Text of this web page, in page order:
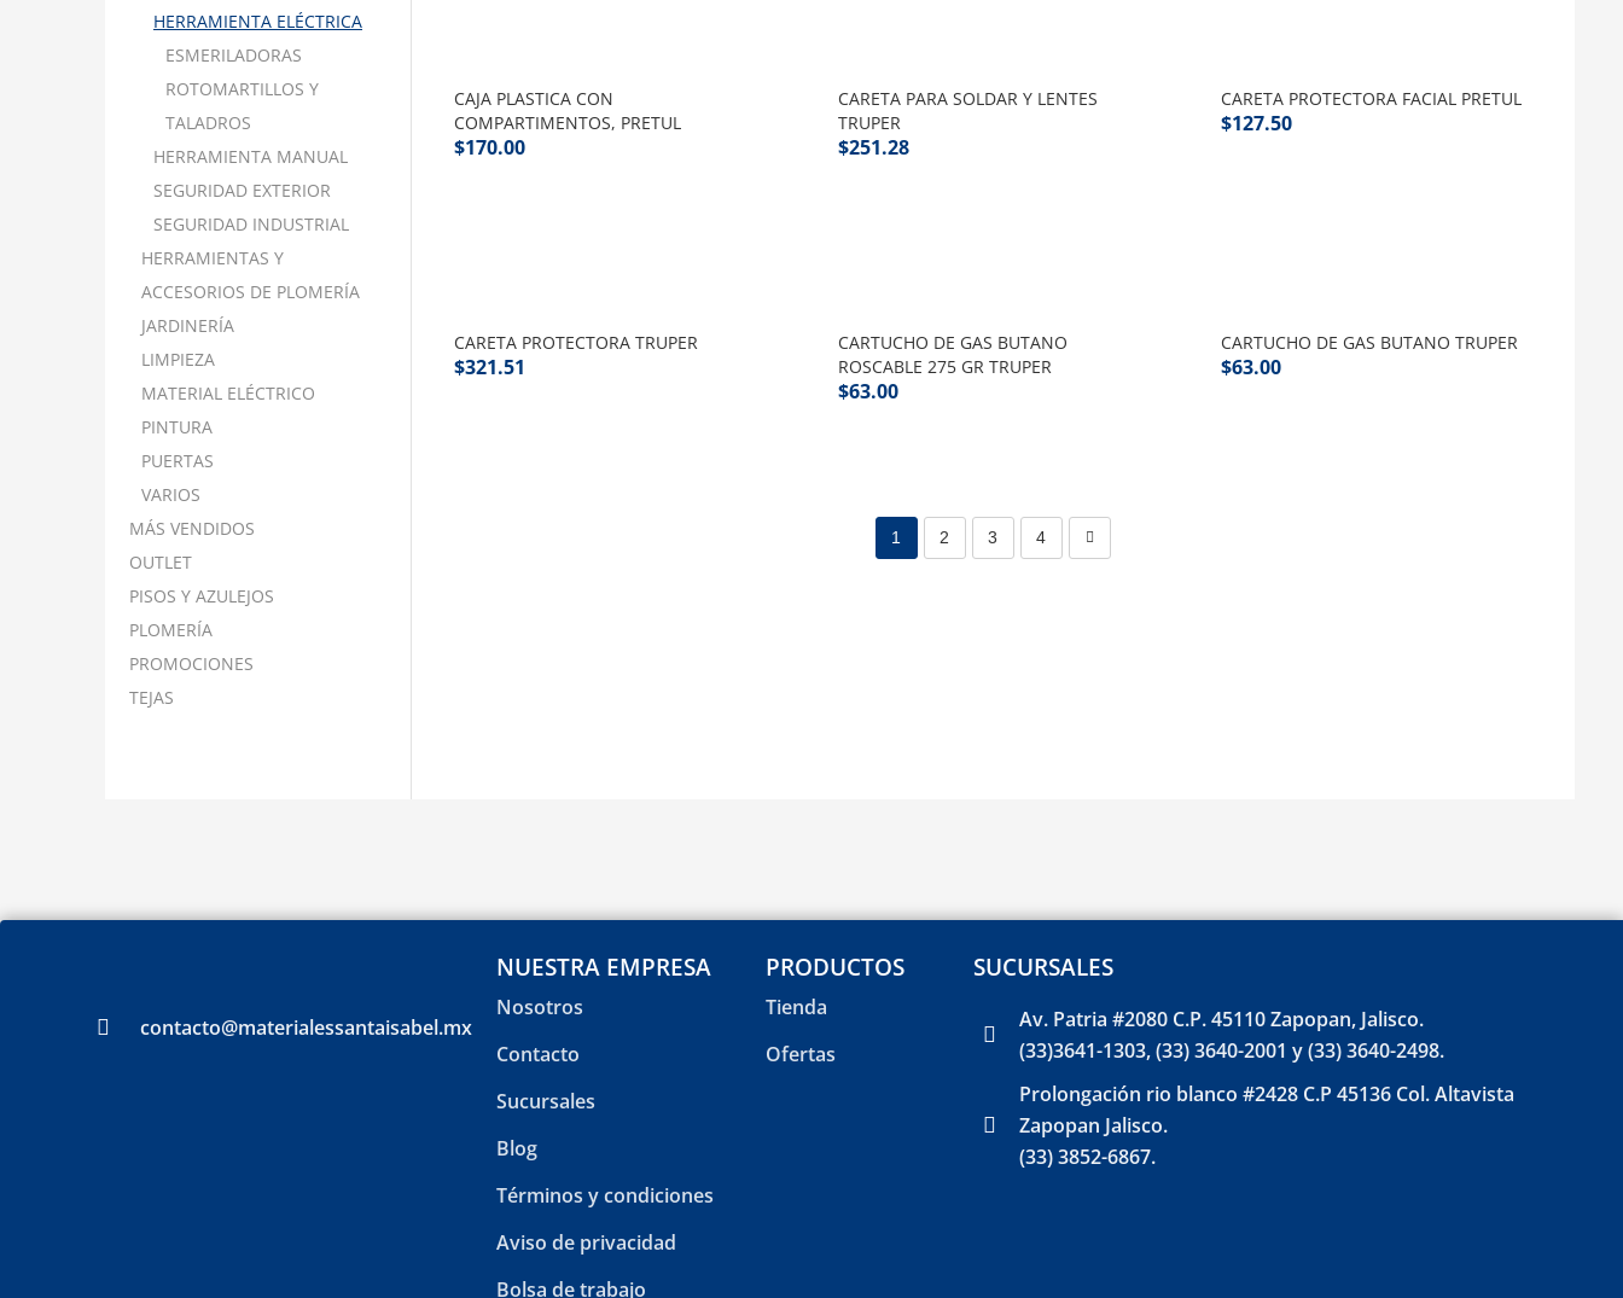
HERRAMIENTA ELÉCTRICA
ESMERILADORAS
ROTOMARTILLOS Y
TALADROS
HERRAMIENTA MANUAL
SEGURIDAD EXTERIOR
SEGURIDAD INDUSTRIAL
HERRAMIENTAS Y
ACCESORIOS DE PLOMERÍA
JARDINERÍA
LIMPIEZA
MATERIAL ELÉCTRICO
PINTURA
PUERTAS
VARIOS
MÁS VENDIDOS
OUTLET
PISOS Y AZULEJOS
PLOMERÍA
PROMOCIONES
TEJAS
CAJA PLASTICA CON
COMPARTIMENTOS, PRETUL
$170.00
CARETA PARA SOLDAR Y LENTES
TRUPER
$251.28
CARETA PROTECTORA FACIAL PRETUL
$127.50
CARETA PROTECTORA TRUPER
$321.51
CARTUCHO DE GAS BUTANO
ROSCABLE 275 GR TRUPER
$63.00
CARTUCHO DE GAS BUTANO TRUPER
$63.00
1 2 3 4
contacto@materialessantaisabel.mx
NUESTRA EMPRESA
Nosotros
Contacto
Sucursales
Blog
Términos y condiciones
Aviso de privacidad
Bolsa de trabajo
PRODUCTOS
Tienda
Ofertas
SUCURSALES
Av. Patria #2080 C.P. 45110 Zapopan, Jalisco.
(33)3641-1303, (33) 3640-2001 y (33) 3640-2498.
Prolongación rio blanco #2428 C.P 45136 Col. Altavista
Zapopan Jalisco.
(33) 3852-6867.